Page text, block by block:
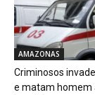
AMAZONAS
Criminosos
e matam homem